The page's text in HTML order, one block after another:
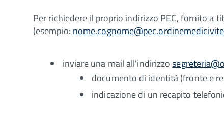
Per richiedere il proprio indirizzo PEC, fornito a
(esempio:
inviare una mail all'indirizzo
documento di identità (fronte e
indicazione di un recapito